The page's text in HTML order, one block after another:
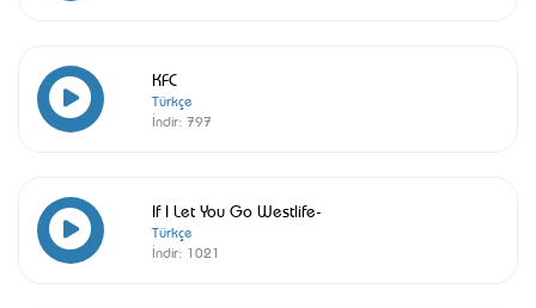
KFC
Türkçe
İndir: 797
If I Let You Go Westlife-
Türkçe
İndir: 1021